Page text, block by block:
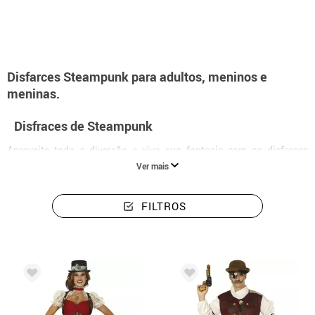
Disfarces Steampunk para adultos, meninos e
meninas.
Disfraces de Steampunk
Aproveite toda a diversão e viva sua fantasia com os disfarces
Steampunk que temos disponíveis, temos ampla variedade para
Surpreenda a todos com estes disfarces, desde o caminho a sua
científica que darão esse toque original de tendência Steampunk
que tanto procurava.
Disfarce Steampunk
Ver mais
FILTROS